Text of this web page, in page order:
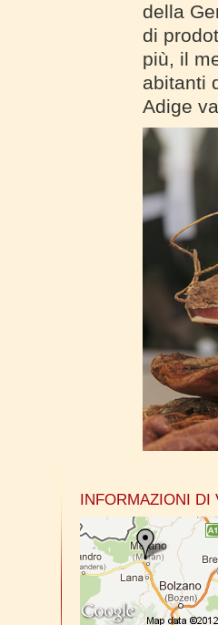
della
di
più, il
abitanti
Adige
INFORMAZIONI DI